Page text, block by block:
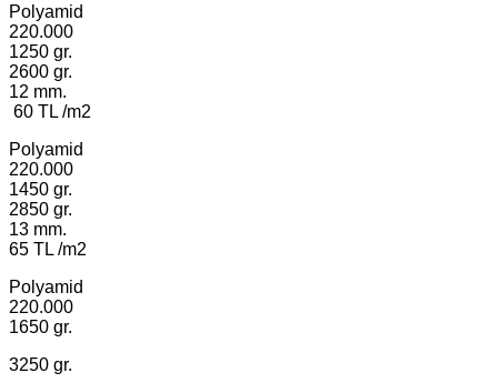
Polyamid
220.000
1250 gr.
2600 gr.
12 mm.
60 TL /m2
Polyamid
220.000
1450 gr.
2850 gr.
13 mm.
65 TL /m2
Polyamid
220.000
1650 gr.
3250 gr.